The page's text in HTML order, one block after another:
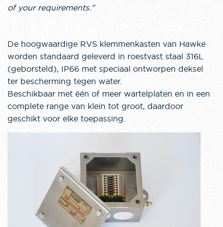
of your requirements."
De hoogwaardige RVS klemmenkasten van Hawke
worden standaard geleverd in roestvast staal 316L
(geborsteld), IP66 met speciaal ontworpen deksel
ter bescherming tegen water.
Beschikbaar met één of meer wartelplaten en in een
complete range van klein tot groot, daardoor
geschikt voor elke toepassing.